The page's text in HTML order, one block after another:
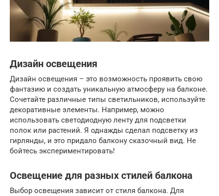
Дизайн освещения
Дизайн освещения – это возможность проявить свою
фантазию и создать уникальную атмосферу на балконе.
Сочетайте различные типы светильников, используйте
декоративные элементы. Например, можно
использовать светодиодную ленту для подсветки
полок или растений. Я однажды сделал подсветку из
гирлянды, и это придало балкону сказочный вид. Не
бойтесь экспериментировать!
Освещение для разных стилей балкона
Выбор освещения зависит от стиля балкона. Для